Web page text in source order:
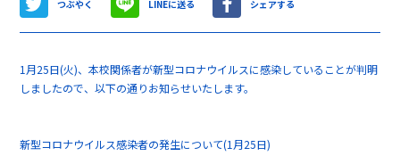
つぶやく LINEに送る シェアする
1月25日(火)、本校関係者が新型コロナウイルスに感染していることが判明
しましたので、以下の通りお知らせいたします。
新型コロナウイルス感染者の発生について(1月25日)